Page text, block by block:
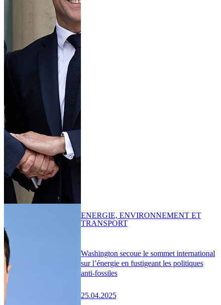
Washington secoue le sommet international
sur l’énergie en fustigeant les politiques
anti-fossiles
25.04.2025
ENERGIE, ENVIRONNEMENT ET
TRANSPORT